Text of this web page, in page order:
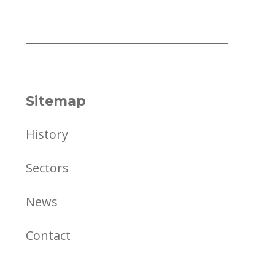
Sitemap
History
Sectors
News
Contact